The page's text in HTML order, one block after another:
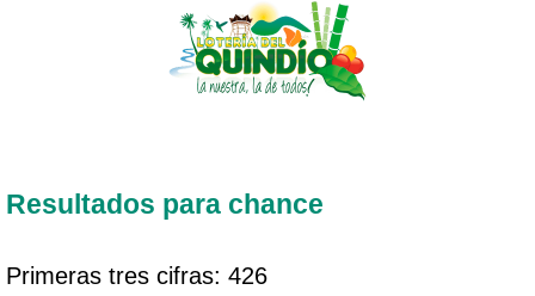
Resultados para chance
Primeras tres cifras: 426